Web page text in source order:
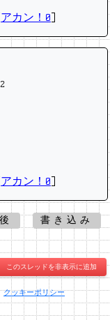
アカン！0
アカン！0
書き込み
このスレッドを非表示に追加
クッキーポリシー